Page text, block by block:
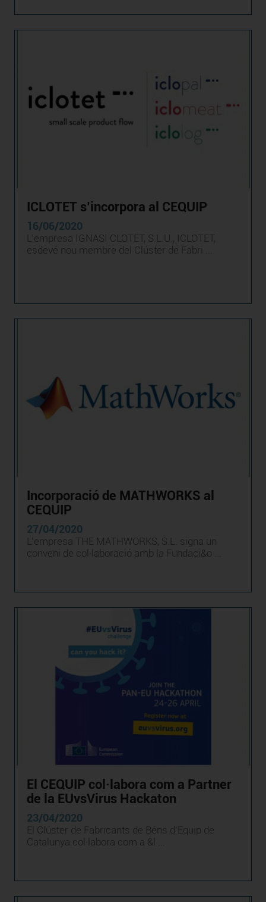
ICLOTET s’incorpora al CEQUIP
16/06/2020
L’empresa IGNASI CLOTET, S.L.U., ICLOTET,
esdevé nou membre del Clúster de Fabri ...
Incorporació de MATHWORKS al
CEQUIP
27/04/2020
L’empresa THE MATHWORKS, S.L. signa un
conveni de col·laboració amb la Fundaci&o ...
El CEQUIP col·labora com a Partner
de la EUvsVirus Hackaton
23/04/2020
El Clúster de Fabricants de Béns d’Equip de
Catalunya col·labora com a &l ...